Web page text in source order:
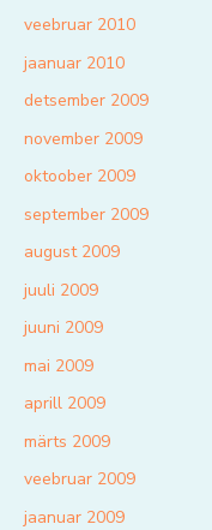
veebruar 2010
jaanuar 2010
detsember 2009
november 2009
oktoober 2009
september 2009
august 2009
juuli 2009
juuni 2009
mai 2009
aprill 2009
märts 2009
veebruar 2009
jaanuar 2009